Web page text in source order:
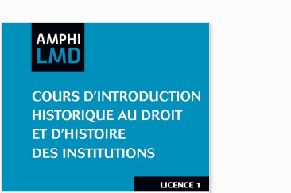
Cours de droit des
obligations